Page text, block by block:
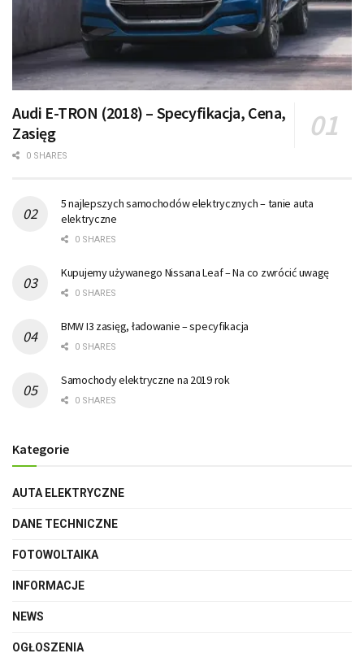
Audi E-TRON (2018) – Specyfikacja, Cena,
Zasięg
0 SHARES
5 najlepszych samochodów elektrycznych – tanie auta
elektryczne
0 SHARES
Kupujemy używanego Nissana Leaf – Na co zwrócić uwagę
0 SHARES
BMW I3 zasięg, ładowanie – specyfikacja
0 SHARES
Samochody elektryczne na 2019 rok
0 SHARES
Kategorie
AUTA ELEKTRYCZNE
DANE TECHNICZNE
FOTOWOLTAIKA
INFORMACJE
NEWS
OGŁOSZENIA